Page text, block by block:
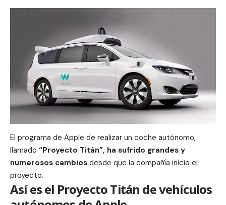
El programa de Apple de realizar un coche autónomo,
llamado “Proyecto Titán”, ha sufrido grandes y
numerosos cambios desde que la compañía inicio el
proyecto.
Así es el Proyecto Titán de vehículos